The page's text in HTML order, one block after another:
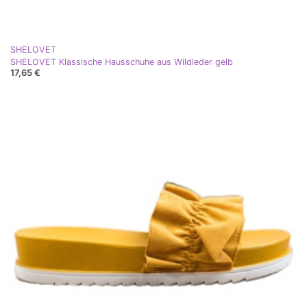
SHELOVET
SHELOVET Klassische Hausschuhe aus Wildleder gelb
17,65 €